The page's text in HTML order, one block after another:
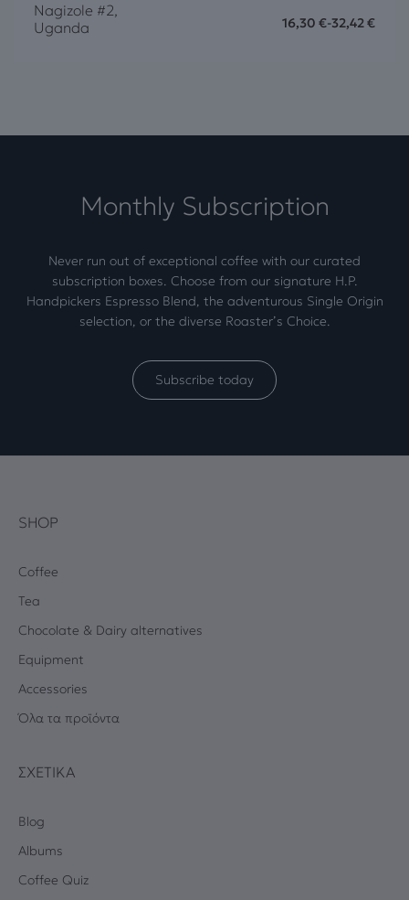
Nagizole #2,
Uganda
16,30 €-32,42€
Monthly Subscription
Never run out of exceptional coffee with our curated
subscription boxes. Choose from our signature H.P.
Handpickers Espresso Blend, the adventurous Single Origin
selection, or the diverse Roaster’s Choice.
Subscribe today
SHOP
Coffee
Tea
Chocolate & Dairy alternatives
Equipment
Accessories
Όλα τα προϊόντα
ΣΧΕΤΙΚΆ
Blog
Albums
Coffee Quiz